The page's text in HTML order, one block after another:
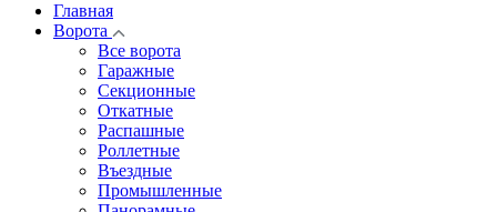
Главная
Ворота
Все ворота
Гаражные
Секционные
Откатные
Распашные
Роллетные
Въездные
Промышленные